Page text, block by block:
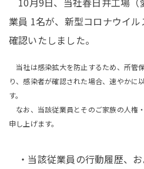
業員 1名が、新型コロナウイ
確認いたしました。
当社は感染拡大を防止するため、所管
り、感染者が確認された場合、速やかに
す。
なお、当該従業員とそのご家族の人権
申し上げます。
・当該従業員の行動履歴、